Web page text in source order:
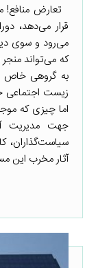
تعارض منافع!
قرار می‌دهد،
می‌رود و سوی
که می‌تواند
به گروهی خاص
زیست اجتماعی
اما چیزی که
جهت مدیریت
سیاست‌گذاران،
آثار مخرب این